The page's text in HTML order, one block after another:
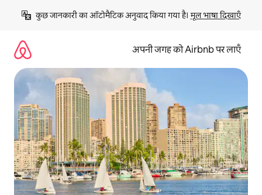
छोड़कर
कॉन्टेंट
कुछ जानकारी का ऑटोमैटिक अनुवाद किया गया है। मूल भाषा दिखाएँ
अपनी जगह को Airbnb पर लाएँ